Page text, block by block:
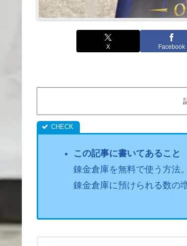
X Facebook
この記事に書いてあること
錬金倉庫を無料で使う方法
錬金倉庫に預けられる数の